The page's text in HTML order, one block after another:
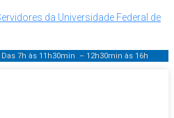
da Universidade Federal de
Das 7h às 11h30min – 12h30min às 16h